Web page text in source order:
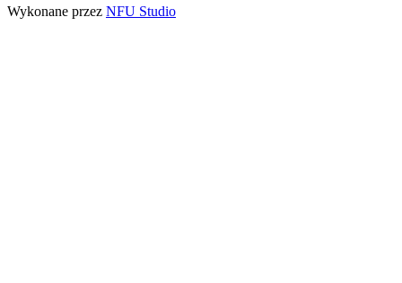
Wykonane przez NFU Studio